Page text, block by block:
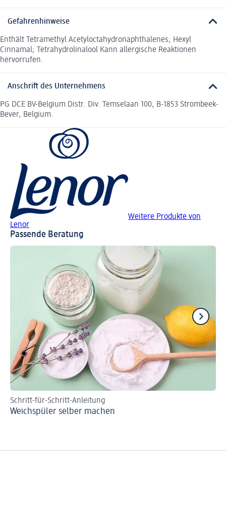
Gefahrenhinweise
Enthält Tetramethyl Acetyloctahydronaphthalenes; Hexyl
Cinnamal; Tetrahydrolinalool Kann allergische Reaktionen
hervorrufen.
Anschrift des Unternehmens
PG DCE BV-Belgium Distr. Div. Temselaan 100, B-1853 Strombeek-
Bever, Belgium.
Weitere Produkte von
Lenor
Passende Beratung
Schritt-für-Schritt-Anleitung
Weichspüler selber machen